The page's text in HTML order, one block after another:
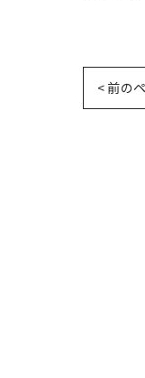
< 前の